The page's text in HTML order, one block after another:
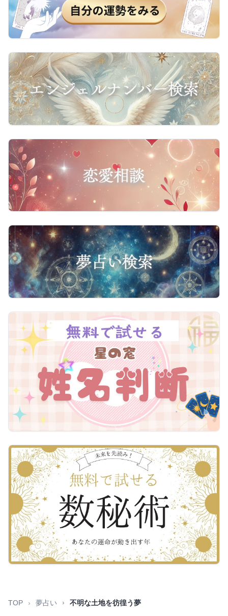
TOP 夢占い 不明な土地を彷徨う夢